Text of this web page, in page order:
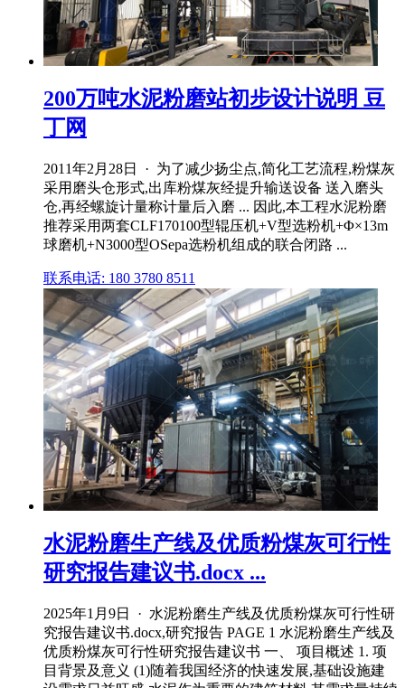
200万吨水泥粉磨站初步设计说明 豆
丁网
2011年2月28日 · 为了减少扬尘点,简化工艺流程,粉煤灰
采用磨头仓形式,出库粉煤灰经提升输送设备 送入磨头
仓,再经螺旋计量称计量后入磨 ... 因此,本工程水泥粉磨
推荐采用两套CLF170100型辊压机+V型选粉机+Φ×13m
球磨机+N3000型OSepa选粉机组成的联合闭路 ...
联系电话: 180 3780 8511
水泥粉磨生产线及优质粉煤灰可行性
研究报告建议书.docx ...
2025年1月9日 · 水泥粉磨生产线及优质粉煤灰可行性研
究报告建议书.docx,研究报告 PAGE 1 水泥粉磨生产线及
优质粉煤灰可行性研究报告建议书 一、 项目概述 1. 项
目背景及意义 (1)随着我国经济的快速发展,基础设施建